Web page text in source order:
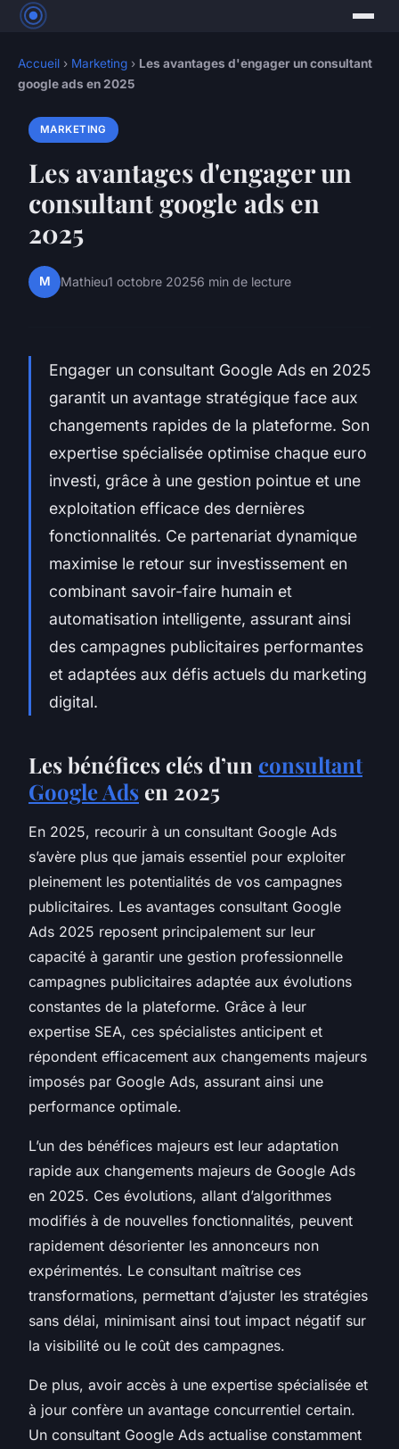
Accueil › Marketing › Les avantages d'engager un consultant
google ads en 2025
MARKETING
Les avantages d'engager un
consultant google ads en
2025
M Mathieu1 octobre 20256 min de lecture
Engager un consultant Google Ads en 2025
garantit un avantage stratégique face aux
changements rapides de la plateforme. Son
expertise spécialisée optimise chaque euro
investi, grâce à une gestion pointue et une
exploitation efficace des dernières
fonctionnalités. Ce partenariat dynamique
maximise le retour sur investissement en
combinant savoir-faire humain et
automatisation intelligente, assurant ainsi
des campagnes publicitaires performantes
et adaptées aux défis actuels du marketing
digital.
Les bénéfices clés d’un consultant
Google Ads en 2025
En 2025, recourir à un consultant Google Ads
s’avère plus que jamais essentiel pour exploiter
pleinement les potentialités de vos campagnes
publicitaires. Les avantages consultant Google
Ads 2025 reposent principalement sur leur
capacité à garantir une gestion professionnelle
campagnes publicitaires adaptée aux évolutions
constantes de la plateforme. Grâce à leur
expertise SEA, ces spécialistes anticipent et
répondent efficacement aux changements majeurs
imposés par Google Ads, assurant ainsi une
performance optimale.
L’un des bénéfices majeurs est leur adaptation
rapide aux changements majeurs de Google Ads
en 2025. Ces évolutions, allant d’algorithmes
modifiés à de nouvelles fonctionnalités, peuvent
rapidement désorienter les annonceurs non
expérimentés. Le consultant maîtrise ces
transformations, permettant d’ajuster les stratégies
sans délai, minimisant ainsi tout impact négatif sur
la visibilité ou le coût des campagnes.
De plus, avoir accès à une expertise spécialisée et
à jour confère un avantage concurrentiel certain.
Un consultant Google Ads actualise constamment